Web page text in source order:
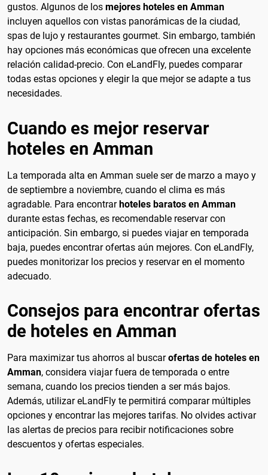
gustos. Algunos de los mejores hoteles en Amman
incluyen aquellos con vistas panorámicas de la ciudad,
spas de lujo y restaurantes gourmet. Sin embargo, también
hay opciones más económicas que ofrecen una excelente
relación calidad-precio. Con eLandFly, puedes comparar
todas estas opciones y elegir la que mejor se adapte a tus
necesidades.
Cuando es mejor reservar
hoteles en Amman
La temporada alta en Amman suele ser de marzo a mayo y
de septiembre a noviembre, cuando el clima es más
agradable. Para encontrarhoteles baratos en Amman
durante estas fechas, es recomendable reservar con
anticipación. Sin embargo, si puedes viajar en temporada
baja, puedes encontrar ofertas aún mejores. Con eLandFly,
puedes monitorizar los precios y reservar en el momento
adecuado.
Consejos para encontrar ofertas
de hoteles en Amman
Para maximizar tus ahorros al buscarofertas de hoteles en
Amman, considera viajar fuera de temporada o entre
semana, cuando los precios tienden a ser más bajos.
Además, utilizar eLandFly te permitirá comparar múltiples
opciones y encontrar las mejores tarifas. No olvides activar
las alertas de precios para recibir notificaciones sobre
descuentos y ofertas especiales.